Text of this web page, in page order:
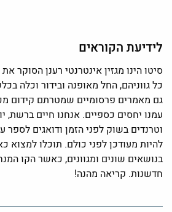
לידיעת הקוראים
סיטו הינו מגזין אינטרנטי רענן הסוקר
כל גווניהם, החל מאופנה ובידור וכלה
גם מאמרים פרסומיים שמטרתם קידום
עמנו יחסים כספיים. אנחנו חיים ברשת,
וטרנדים בשוק לפני הזמן ודואגים
להיות מעודכן לפני כולם. תוכלו למצוא
בנושאים שונים ומגוונים, כאשר הקו
חדשנות. קריאה מהנה!